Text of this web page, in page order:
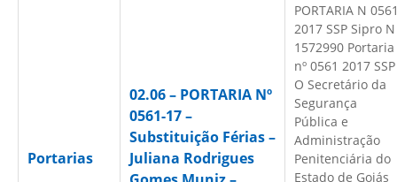
Portarias
02.06 – PORTARIA Nº
0561-17 –
Substituição Férias –
Juliana Rodrigues
PORTARIA N
2017 SSP Sipro N
1572990 Portaria
nº 0561 2017 SSP
O Secretário da
Segurança
Pública e
Administração
Penitenciária do
Estado de Goiás